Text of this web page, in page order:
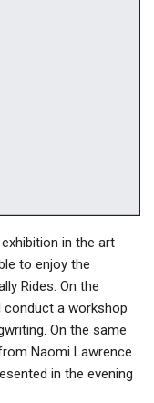
in the art
to enjoy the
Rides. On the
a workshop
On the same
Naomi Lawrence.
in the evening